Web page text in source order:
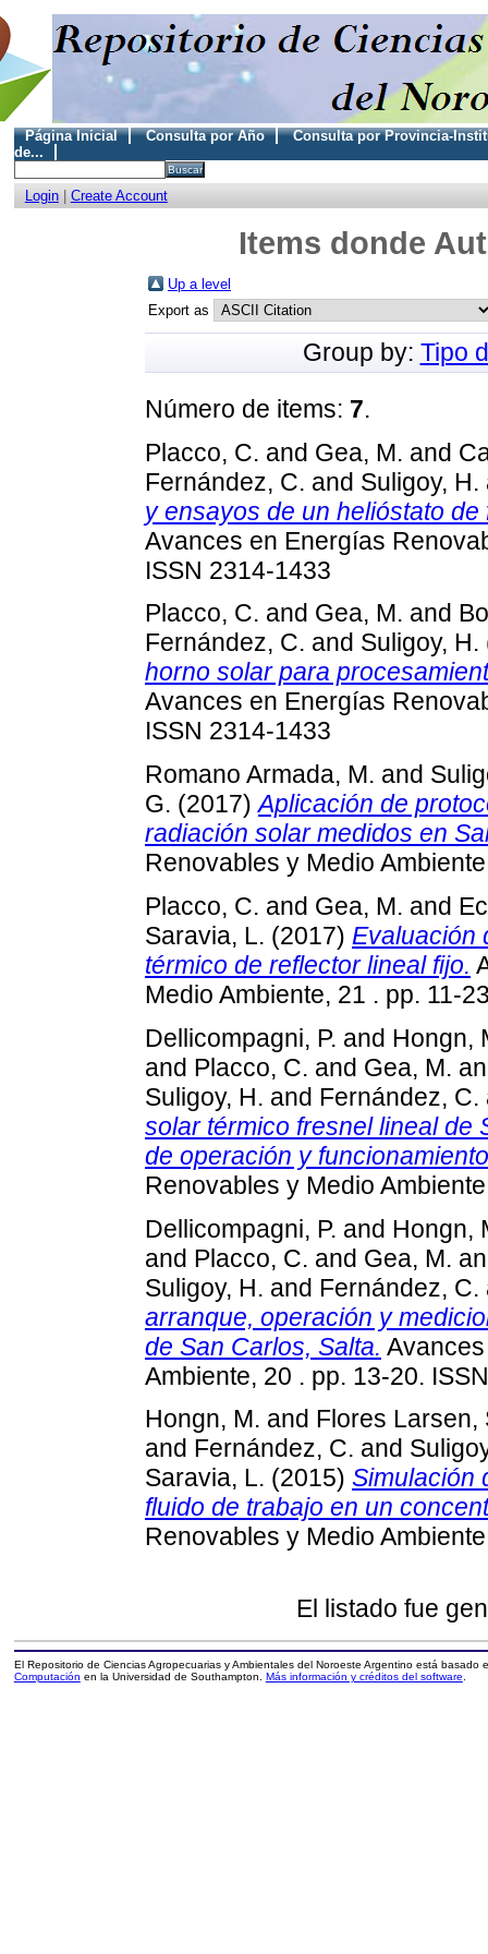
Página Inicial Consulta por Año
Consulta por Provincia-
de...
Login| Create Account
Items donde
Up a level
Export as
Group by: Tipo
Número de items: 7.
Placco, C. and Gea, M. and
Fernández, C. and Suligoy, H.
y ensayos de un helióstato
Avances en Energías
ISSN 2314-1433
Placco, C. and Gea, M. and
Fernández, C. and Suligoy, H.
horno solar para
Avances en Energías
ISSN 2314-1433
Romano Armada, M. and
G. (2017)Aplicación de
radiación solar medidos en
Renovables y Medio
Placco, C. and Gea, M. and
Saravia, L. (2017) Evaluación
térmico de reflector lineal fijo.
Medio Ambiente, 21 . pp. 11-
Dellicompagni, P. and Hongn,
and Placco, C. and Gea, M.
Suligoy, H. and Fernández, C.
solar térmico fresnel lineal de
de operación y
Renovables y Medio
Dellicompagni, P. and Hongn,
and Placco, C. and Gea, M.
Suligoy, H. and Fernández, C.
arranque, operación y
de San Carlos, Salta.
Ambiente, 20 . pp. 13-20.
Hongn, M. and Flores Larsen,
and Fernández, C. and
Saravia, L. (2015) Simulación
fluido de trabajo en un
Renovables y Medio
El listado fue
El Repositorio de Ciencias Agropecuarias y Ambientales del Noroeste Argentino está basado
Computación en la Universidad de Southampton. Más información y créditos del software